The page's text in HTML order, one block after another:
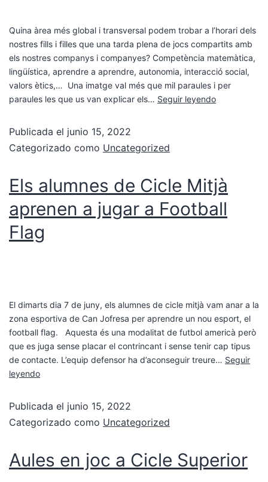
Quina àrea més global i transversal podem trobar a l’horari dels
nostres fills i filles que una tarda plena de jocs compartits amb
els nostres companys i companyes? Competència matemàtica,
lingüística, aprendre a aprendre, autonomia, interacció social,
valors ètics,… Una imatge val més que mil paraules i per
paraules les que us van explicar els… Seguir leyendo
Publicada el junio 15, 2022
Categorizado como Uncategorized
Els alumnes de Cicle Mitjà
aprenen a jugar a Football
Flag
El dimarts dia 7 de juny, els alumnes de cicle mitjà vam anar a la
zona esportiva de Can Jofresa per aprendre un nou esport, el
football flag. Aquesta és una modalitat de futbol americà però
que es juga sense placar el contrincant i sense tenir cap tipus
de contacte. L’equip defensor ha d’aconseguir treure… Seguir
leyendo
Publicada el junio 15, 2022
Categorizado como Uncategorized
Aules en joc a Cicle Superior